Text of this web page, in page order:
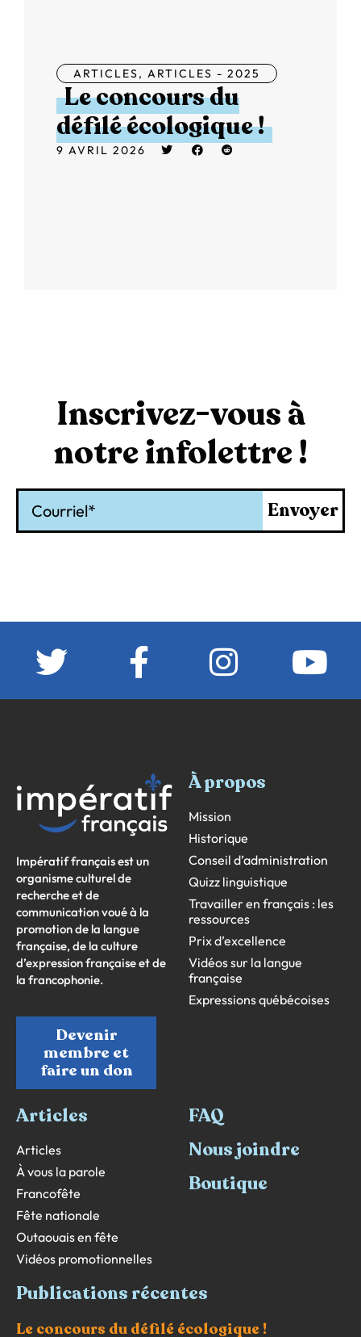
ARTICLES, ARTICLES - 2025
Le concours du
défilé écologique !
9 AVRIL 2026
Inscrivez-vous à
notre infolettre !
Envoyer
Impératif français est un
organisme culturel de
recherche et de
communication voué à la
promotion de la langue
française, de la culture
d’expression française et de
la francophonie.
Devenir
membre et
faire un don
À propos
Mission
Historique
Conseil d’administration
Quizz linguistique
Travailler en français : les
ressources
Prix d’excellence
Vidéos sur la langue
française
Expressions québécoises
Articles
Articles
À vous la parole
Francofête
Fête nationale
Outaouais en fête
Vidéos promotionnelles
FAQ
Nous joindre
Boutique
Publications récentes
Le concours du défilé écologique !